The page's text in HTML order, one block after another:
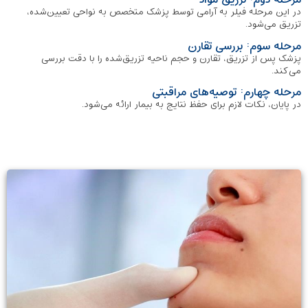
در این مرحله فیلر به آرامی توسط پزشک متخصص به نواحی تعیین‌شده،
تزریق می‌شود.
مرحله سوم: بررسی تقارن
پزشک پس از تزریق، تقارن و حجم ناحیه تزریق‌شده را با دقت بررسی
می‌کند.
مرحله چهارم: توصیه‌های مراقبتی
در پایان، نکات لازم برای حفظ نتایج به بیمار ارائه می‌شود.